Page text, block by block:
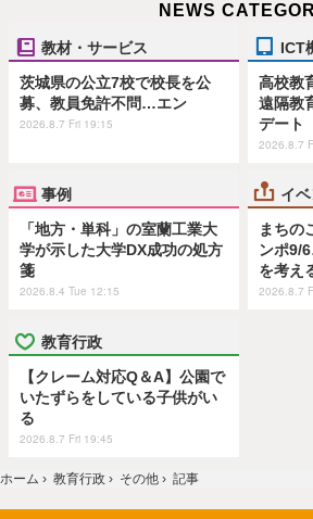
NEWS
教材・サービス
茨城県の公立7校で校長を公
募、教員免許不問…エン
2026.8.7 Fri 19:15
ICT
高校教
遠隔教
デート
2026.8.7
事例
「地方・単科」の室蘭工業大
学が示した大学DX成功の処方
箋
2026.8.4 Tue 12:15
イベ
まちの
ンポ9/
を考え
2026.8.7
教育行政
【クレーム対応Q＆A】公園で
いたずらをしている子供がい
る
2026.8.7 Fri 19:45
ホーム › 教育行政 › その他 › 記事